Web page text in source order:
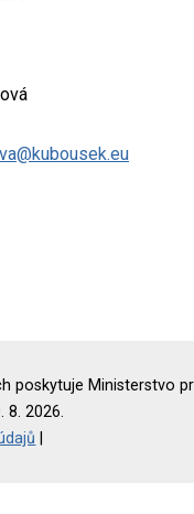
poskytuje Ministerstvo
8. 2026.